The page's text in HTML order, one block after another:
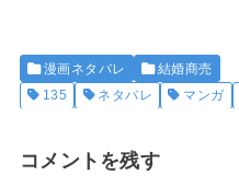
漫画ネタバレ
結婚商売
135
ネタバレ マンガ
コメントを残す